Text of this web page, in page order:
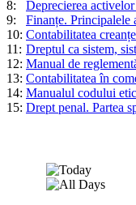
8:
Deprecierea
9:
Finanțe. Principalele
10: Contabilitatea
11: Dreptul ca sistem,
12: Manual de
13: Contabilitatea în
14: Manualul codului
15: Drept penal. Partea